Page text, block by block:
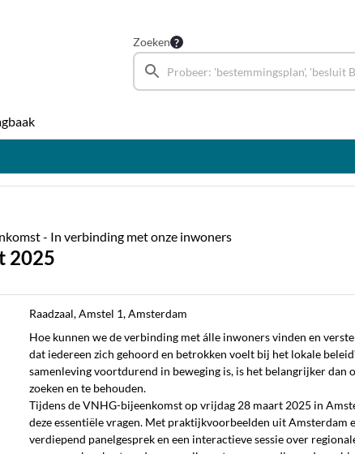
Zoeken
- In verbinding met onze inwoners
2025
Raadzaal, Amstel 1, Amsterdam
Hoe kunnen we de verbinding met álle inwoners vinden en
dat iedereen zich gehoord en betrokken voelt bij het lokale
samenleving voortdurend in beweging is, is het belangrijker dan
zoeken en te behouden.
Tijdens de VNHG-bijeenkomst op vrijdag 28 maart 2025 in
deze essentiële vragen. Met praktijkvoorbeelden uit Amsterdam
verdiepend panelgesprek en een interactieve sessie over